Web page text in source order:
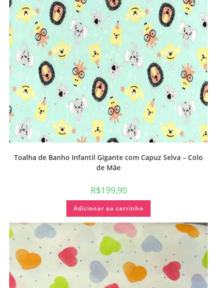
Toalha de Banho Infantil Gigante com Capuz Selva – Colo
de Mãe
R$199,90
Adicionar ao carrinho